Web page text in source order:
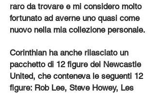
raro da trovare e mi considero molto
fortunato ad averne uno quasi come
nuovo nella mia collezione personale.
Corinthian ha anche rilasciato un
pacchetto di 12 figure del Newcastle
United, che conteneva le seguenti 12
figure: Rob Lee, Steve Howey, Les